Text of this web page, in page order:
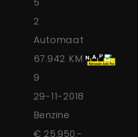
2
Automaat
67.942 KM
9
29-11-2018
Benzine
€ 25.950,-